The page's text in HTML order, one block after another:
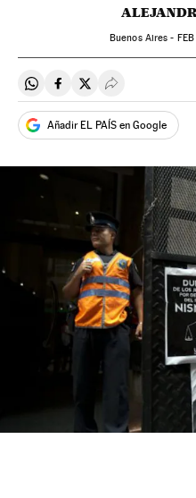
Buenos Aires - FEB
Compartir en Whatsapp
Compartir en Facebook
Compartir en
Desplegar
Añadir EL PAÍS en Google